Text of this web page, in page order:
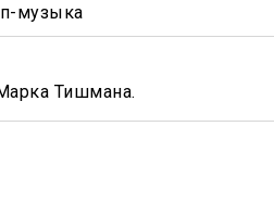
музыка
Тишмана.